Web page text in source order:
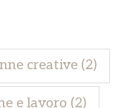
creative (2)
e lavoro (2)